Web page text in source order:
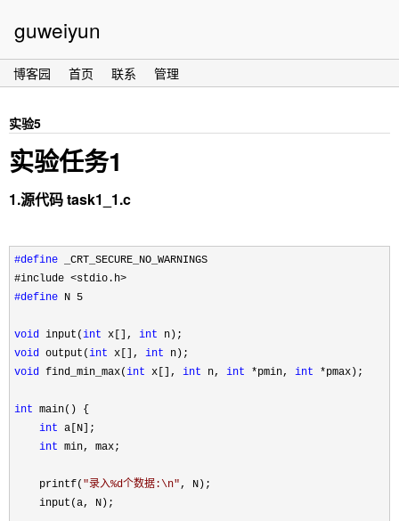
guweiyun
博客园 首页 联系 管理
实验5
实验任务1
1.源代码 task1_1.c
#define _CRT_SECURE_NO_WARNINGS
#include
#define N 5
void input(int x[], int
void output(int x[], int
void find_min_max(int x[], int n, int *pmin, int *pmax);
int main() {
int a[N];
int min, max;
    printf(
"录入%d个数据:\n", N);
    input(a, N);